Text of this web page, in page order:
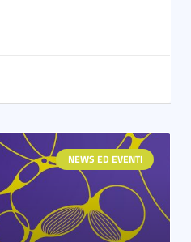
NEWS ED EVENTI